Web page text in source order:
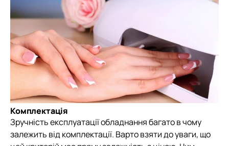
Комплектація
Зручність експлуатації обладнання багато в чому
залежить від комплектації. Варто взяти до уваги, що